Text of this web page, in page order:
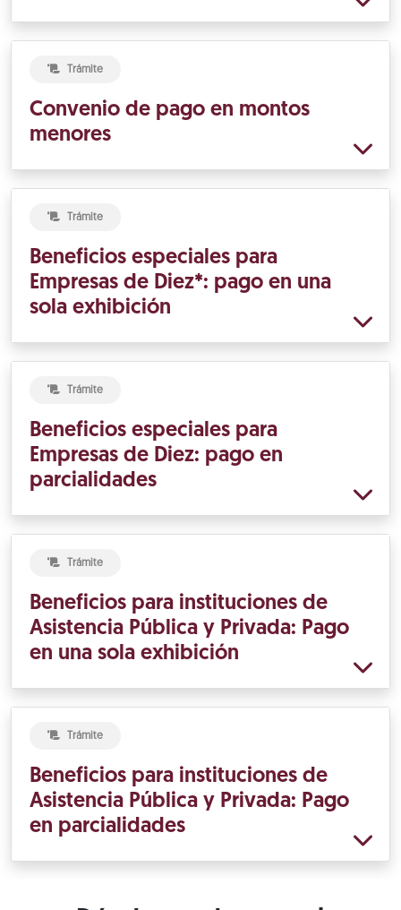
Trámite
Convenio de pago en montos
menores
Trámite
Beneficios especiales para
Empresas de Diez*: pago en una
sola exhibición
Trámite
Beneficios especiales para
Empresas de Diez: pago en
parcialidades
Trámite
Beneficios para instituciones de
Asistencia Pública y Privada: Pago
en una sola exhibición
Trámite
Beneficios para instituciones de
Asistencia Pública y Privada: Pago
en parcialidades